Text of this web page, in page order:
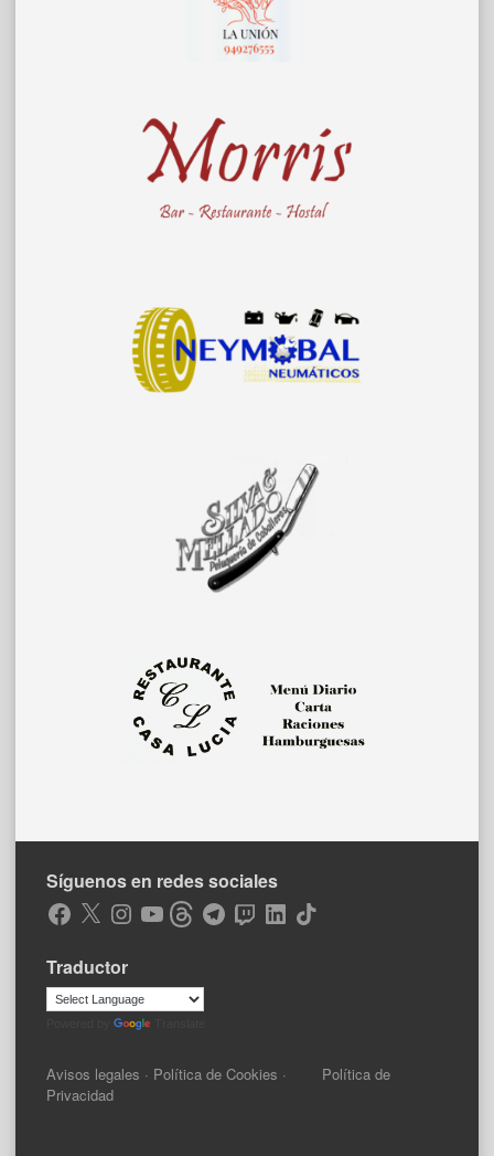
Síguenos en redes sociales
Facebook
X Instagram
YouTubeThreadsTelegramTwitchLinkedIn
TikTok
Traductor
Avisos legales · Política de Cookies · Política de
Privacidad